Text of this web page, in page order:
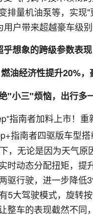
排量机油泵等，实
户带来超越豪车级
想象的跨级参数表
油经济性提升20%
"小三"烦恼，出行多
指南者四驱版车型
，无论是因为天气
时动态分配扭矩，
驱行驶，进一步降
5大驾驶模式，旋转
整车的表现截然不同